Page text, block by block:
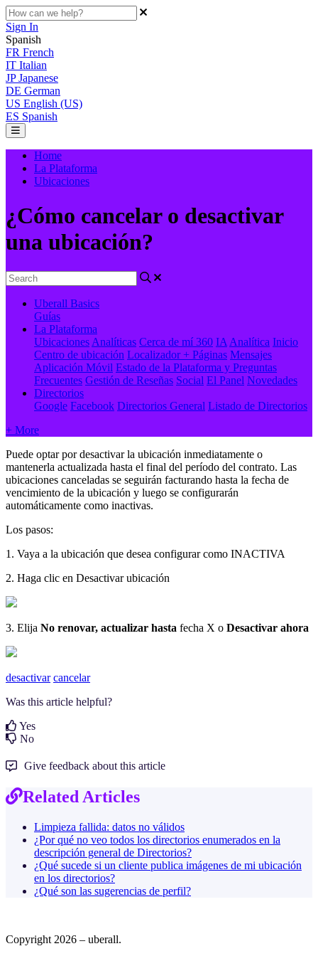
Sign In
Spanish
FR French
IT Italian
JP Japanese
DE German
US English (US)
ES Spanish
Home
La Plataforma
Ubicaciones
¿Cómo cancelar o desactivar
una ubicación?
Uberall Basics
Guías
La Plataforma
Ubicaciones Analíticas Cerca de mí 360 IA Analítica Inicio
Centro de ubicación Localizador + Páginas Mensajes
Aplicación Móvil Estado de la Plataforma y Preguntas
Frecuentes Gestión de Reseñas Social El Panel Novedades
Directorios
Google Facebook Directorios General Listado de Directorios
+ More
Puede optar por desactivar la ubicación inmediatamente o
mantenerla actualizada hasta el final del período del contrato. Las
ubicaciones canceladas se seguirán facturando hasta la fecha de
vencimiento de la ubicación y luego se configurarán
automáticamente como inactivas.
Los pasos:
1. Vaya a la ubicación que desea configurar como INACTIVA
2. Haga clic en Desactivar ubicación
3. Elija No renovar, actualizar hasta fecha X o Desactivar ahora
desactivar cancelar
Was this article helpful?
Yes
No
Give feedback about this article
Related Articles
Limpieza fallida: datos no válidos
¿Por qué no veo todos los directorios enumerados en la
descripción general de Directorios?
¿Qué sucede si un cliente publica imágenes de mi ubicación
en los directorios?
¿Qué son las sugerencias de perfil?
Copyright 2026 – uberall.